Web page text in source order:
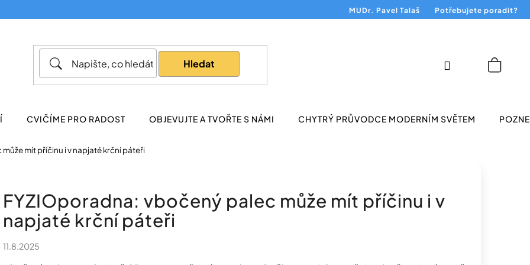
MUDr. Pavel Talaš Potřebujete poradit?
Hledat
CVIČÍME PRO RADOST OBJEVUJTE A TVOŘTE S NÁMI CHYTRÝ PRŮVODCE MODERNÍM SVĚTEM
Přihlášení
mít příčinu i v napjaté krční páteři
FYZIOporadna: vbočený palec může mít příčinu i v
napjaté krční páteři
11.8.2025
Co potřebujete najít?